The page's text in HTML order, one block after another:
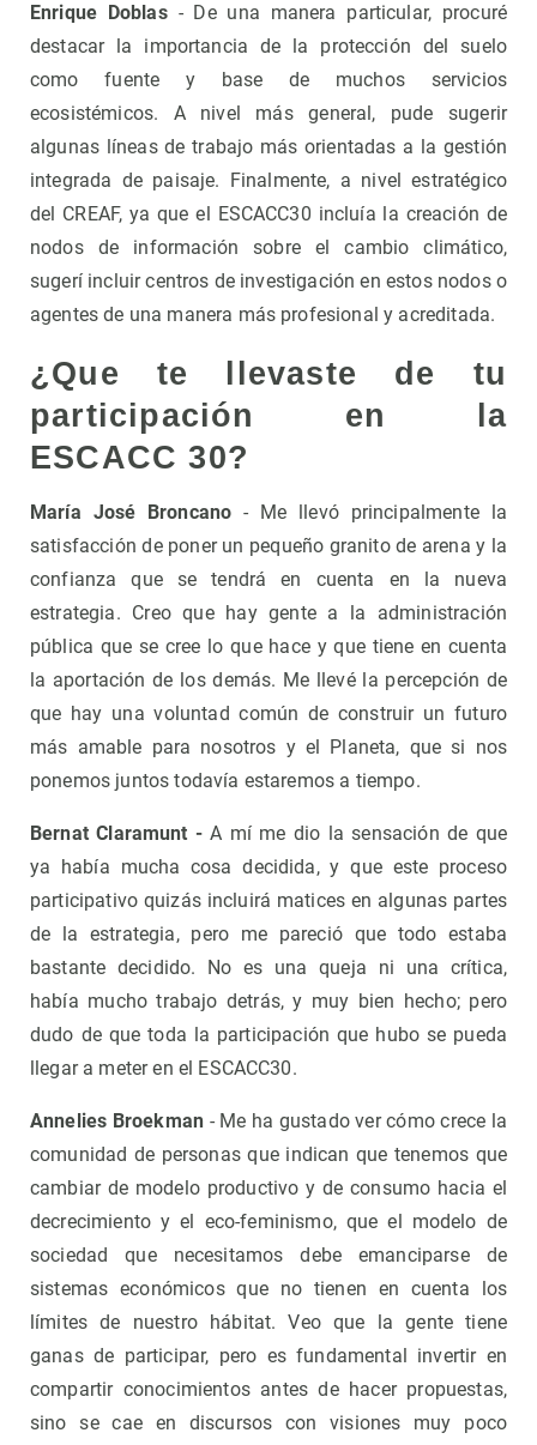
Enrique Doblas- De una manera particular, procuré
destacar la importancia de la protección del suelo
como fuente y base de muchos servicios
ecosistémicos. A nivel más general, pude sugerir
algunas líneas de trabajo más orientadas a la gestión
integrada de paisaje. Finalmente, a nivel estratégico
del CREAF, ya que el ESCACC30 incluía la creación de
nodos de información sobre el cambio climático,
sugerí incluir centros de investigación en estos nodos o
agentes de una manera más profesional y acreditada.
¿Que te llevaste de tu
participación en la
ESCACC 30?
María José Broncano - Me llevó principalmente la
satisfacción de poner un pequeño granito de arena y la
confianza que se tendrá en cuenta en la nueva
estrategia. Creo que hay gente a la administración
pública que se cree lo que hace y que tiene en cuenta
la aportación de los demás. Me llevé la percepción de
que hay una voluntad común de construir un futuro
más amable para nosotros y el Planeta, que si nos
ponemos juntos todavía estaremos a tiempo.
Bernat Claramunt - A mí me dio la sensación de que
ya había mucha cosa decidida, y que este proceso
participativo quizás incluirá matices en algunas partes
de la estrategia, pero me pareció que todo estaba
bastante decidido. No es una queja ni una crítica,
había mucho trabajo detrás, y muy bien hecho; pero
dudo de que toda la participación que hubo se pueda
llegar a meter en el ESCACC30.
Annelies Broekman - Me ha gustado ver cómo crece la
comunidad de personas que indican que tenemos que
cambiar de modelo productivo y de consumo hacia el
decrecimiento y el eco-feminismo, que el modelo de
sociedad que necesitamos debe emanciparse de
sistemas económicos que no tienen en cuenta los
límites de nuestro hábitat. Veo que la gente tiene
ganas de participar, pero es fundamental invertir en
compartir conocimientos antes de hacer propuestas,
sino se cae en discursos con visiones muy poco